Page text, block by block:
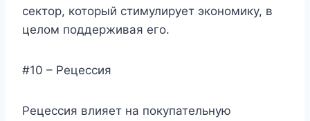
сектор, который стимулирует экономику, в
целом поддерживая его.
#10 – Рецессия
Рецессия влияет на покупательную